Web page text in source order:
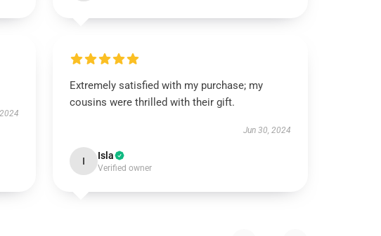
Extremely satisfied with my purchase; my
cousins were thrilled with their gift.
Jun 30, 2024
I Isla
Verified owner